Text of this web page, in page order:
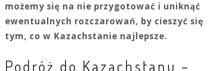
możemy się na nie przygotować i uniknąć
ewentualnych rozczarowań, by cieszyć się
tym, co w Kazachstanie najlepsze.
Podróż do Kazachstanu –